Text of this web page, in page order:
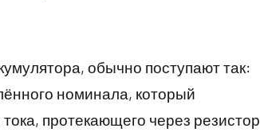
обычно поступают так:
номинала, который
протекающего через резистор